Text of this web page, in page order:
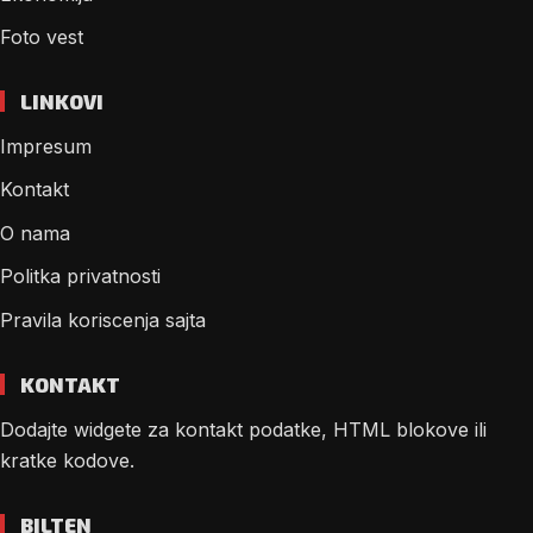
Foto vest
LINKOVI
Impresum
Kontakt
O nama
Politka privatnosti
Pravila koriscenja sajta
KONTAKT
Dodajte widgete za kontakt podatke, HTML blokove ili
kratke kodove.
BILTEN